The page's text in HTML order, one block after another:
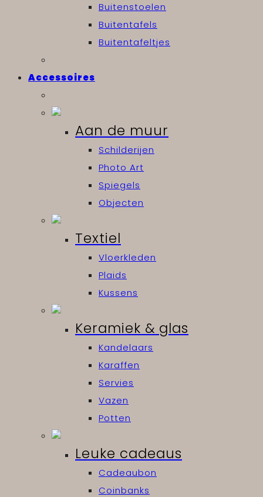
Buitenstoelen
Buitentafels
Buitentafeltjes
Accessoires
Aan de muur
Schilderijen
Photo Art
Spiegels
Objecten
Textiel
Vloerkleden
Plaids
Kussens
Keramiek & glas
Kandelaars
Karaffen
Servies
Vazen
Potten
Leuke cadeaus
Cadeaubon
Coinbanks